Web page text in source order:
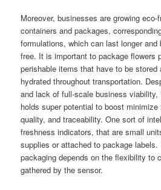
Moreover, businesses are growing
containers and packages,
formulations, which can last longer
free. It is important to package flowers
perishable items that have to be stored
hydrated throughout transportation.
and lack of full-scale business viability,
holds super potential to boost
quality, and traceability. One sort of
freshness indicators, that are small
supplies or attached to package
packaging depends on the flexibility to
gathered by the sensor.